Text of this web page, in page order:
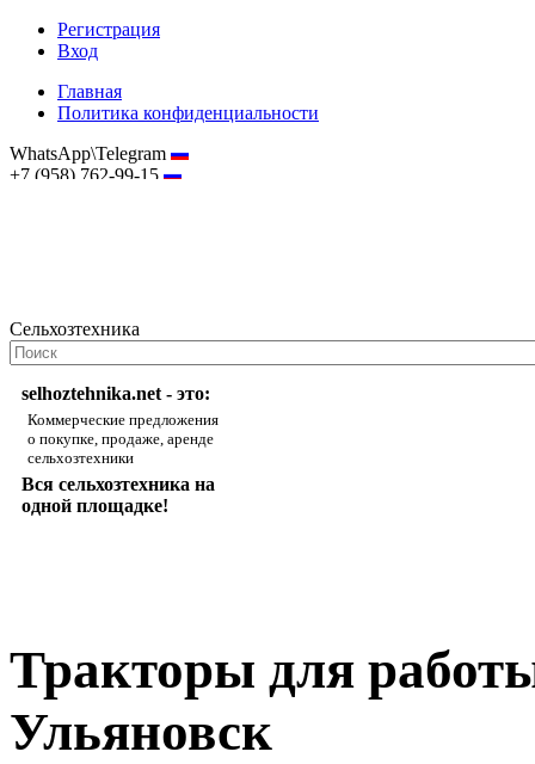
Регистрация
Вход
Главная
Политика конфиденциальности
WhatsApp\Telegram
+7 (958) 762-99-15
Сельхозтехника
selhoztehnika.net - это:
Коммерческие предложения
о покупке, продаже, аренде
сельхозтехники
Вся сельхозтехника на
одной площадке!
Тракторы для
Ульяновск